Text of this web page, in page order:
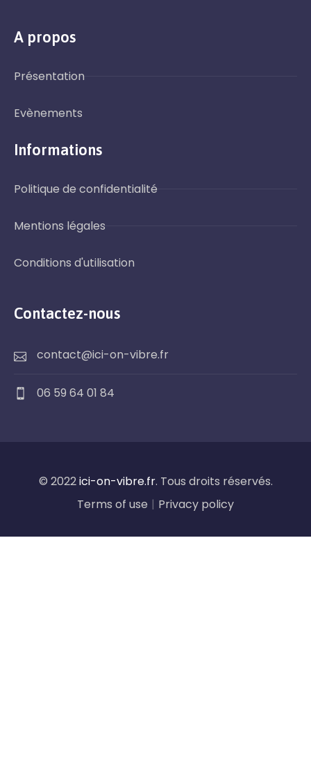
A propos
Présentation
Evènements
Informations
Politique de confidentialité
Mentions légales
Conditions d'utilisation
Contactez-nous
contact@ici-on-vibre.fr
06 59 64 01 84
© 2022ici-on-vibre.fr. Tous droits réservés.
Terms of use | Privacy policy